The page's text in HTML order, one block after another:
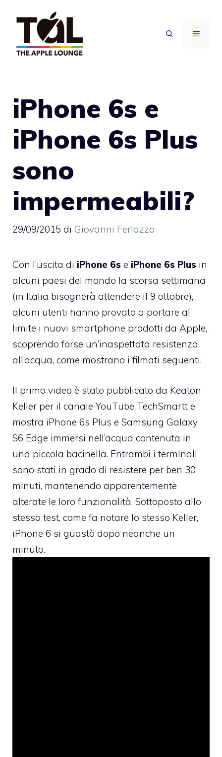
contenuto
MENU
iPhone 6s e
iPhone 6s Plus
sono
impermeabili?
29/09/2015 di Giovanni Ferlazzo
Con l’uscita di iPhone 6s e iPhone 6s Plus in
alcuni paesi del mondo la scorsa settimana
(in Italia bisognerà attendere il 9 ottobre),
alcuni utenti hanno provato a portare al
limite i nuovi smartphone prodotti da Apple,
scoprendo forse un’inaspettata resistenza
all’acqua, come mostrano i filmati seguenti.
Il primo video è stato pubblicato da Keaton
Keller per il canale YouTube TechSmartt e
mostra iPhone 6s Plus e Samsung Galaxy
S6 Edge immersi nell’acqua contenuta in
una piccola bacinella. Entrambi i terminali
sono stati in grado di resistere per ben 30
minuti, mantenendo apparentemente
alterate le loro funzionalità. Sottoposto allo
stesso test, come fa notare lo stesso Keller,
iPhone 6 si guastò dopo neanche un
minuto.